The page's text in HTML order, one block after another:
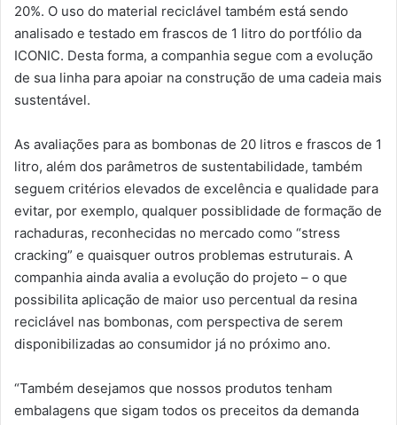
20%. O uso do material reciclável também está sendo
analisado e testado em frascos de 1 litro do portfólio da
ICONIC. Desta forma, a companhia segue com a evolução
de sua linha para apoiar na construção de uma cadeia mais
sustentável.
As avaliações para as bombonas de 20 litros e frascos de 1
litro, além dos parâmetros de sustentabilidade, também
seguem critérios elevados de excelência e qualidade para
evitar, por exemplo, qualquer possiblidade de formação de
rachaduras, reconhecidas no mercado como “stress
cracking” e quaisquer outros problemas estruturais. A
companhia ainda avalia a evolução do projeto – o que
possibilita aplicação de maior uso percentual da resina
reciclável nas bombonas, com perspectiva de serem
disponibilizadas ao consumidor já no próximo ano.
“Também desejamos que nossos produtos tenham
embalagens que sigam todos os preceitos da demanda